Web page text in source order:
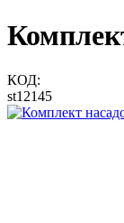
КОД:
st12145